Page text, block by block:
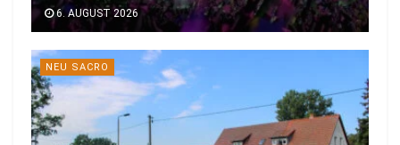
6. AUGUST 2026
NEU SACRO